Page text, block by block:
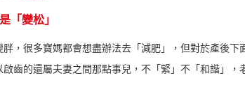
變松」
很多寶媽都會想盡辦法去「減肥」，但對於產後下
啟齒的還屬夫妻之間那點事兒，不「緊」不「和諧」